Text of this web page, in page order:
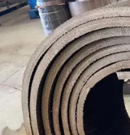
PRIVACY
POLICY